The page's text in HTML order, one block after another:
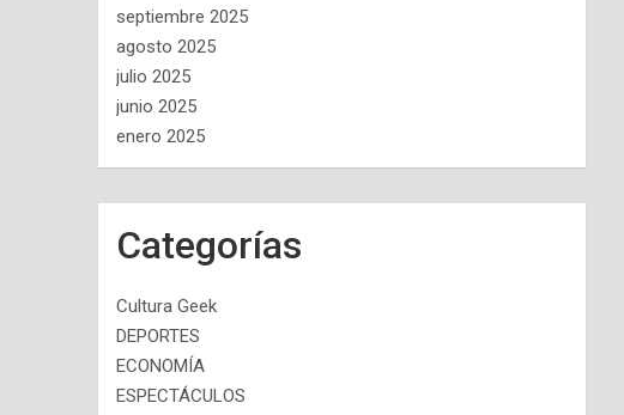
septiembre 2025
agosto 2025
julio 2025
junio 2025
enero 2025
Categorías
Cultura Geek
DEPORTES
ECONOMÍA
ESPECTÁCULOS